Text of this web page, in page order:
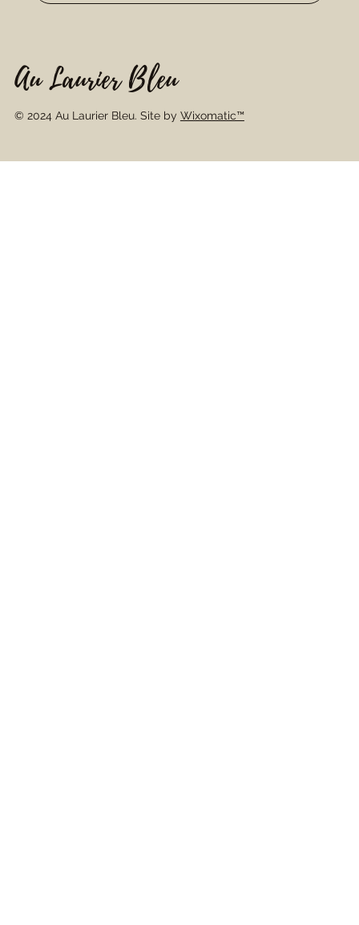
Au Laurier Bleu
© 2024 Au Laurier Bleu. Site by Wixomatic™